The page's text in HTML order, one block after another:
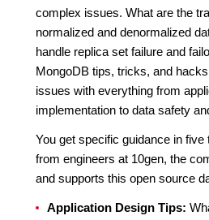
complex issues. What are the
normalized and denormalized
handle replica set failure and
MongoDB tips, tricks, and
issues with everything from
implementation to data safety
You get specific guidance in
from engineers at 10gen, the
and supports this open source
Application Design Tips: